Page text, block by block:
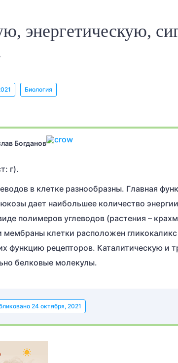
энергетическую,
Биология
Богданов
г).
в клетке разнообразны. Главная
дает наибольшее количество
полимеров углеводов (растения –
мембраны клетки расположен
функцию рецепторов. Каталитическую и
белковые молекулы.
24 октября, 2021